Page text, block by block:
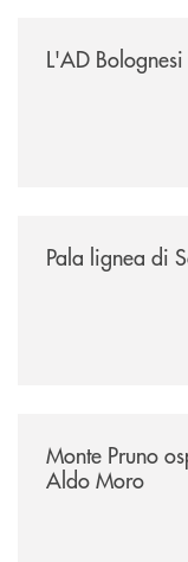
L'AD
Pala lignea di
Monte Pruno
Aldo Moro